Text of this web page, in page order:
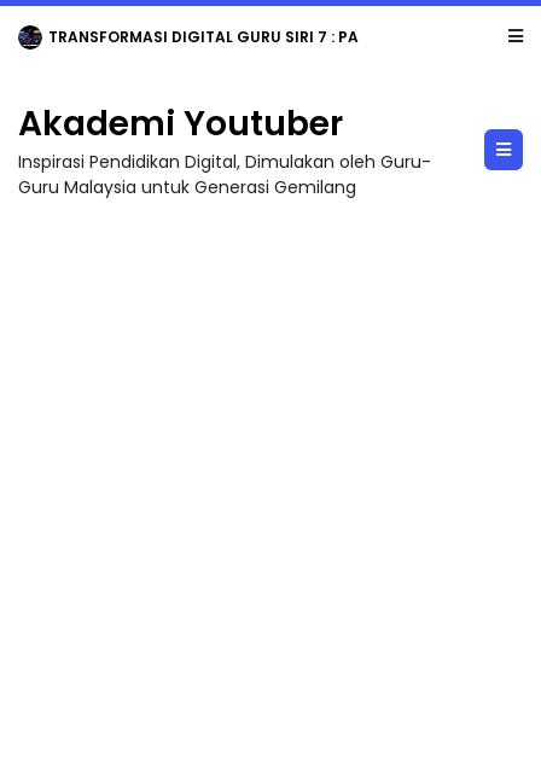
TRANSFORMASI DIGITAL GURU SIRI 7 : PAHLAWAN DIGITAL PENYELAMAT DUNIA
Akademi Youtuber
Inspirasi Pendidikan Digital, Dimulakan oleh Guru-
Guru Malaysia untuk Generasi Gemilang